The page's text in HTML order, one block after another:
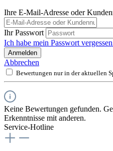
Ihre E-Mail-Adresse oder
Ihr Passwort
Ich habe mein Passwort
Anmelden
Abbrechen
Bewertungen nur in der aktuellen
Keine Bewertungen gefunden.
Erkenntnisse mit anderen.
Service-Hotline